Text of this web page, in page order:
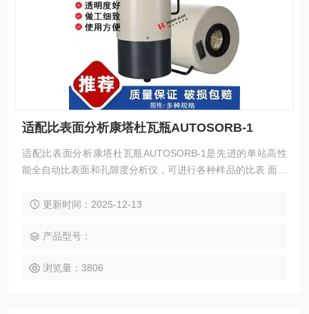
适配比表面分析康塔杜瓦瓶AUTOSORB-1
适配比表面分析康塔杜瓦瓶AUTOSORB-1是先进的单站高性
能全自动比表面和孔隙度分析仪，可进行各种样品的比表 面、
的需要。更新时间：2025-12-13
产品型号：
浏览量：3806